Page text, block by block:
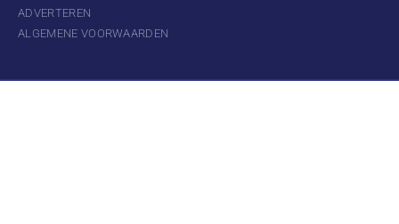
ADVERTEREN
ALGEMENE VOORWAARDEN